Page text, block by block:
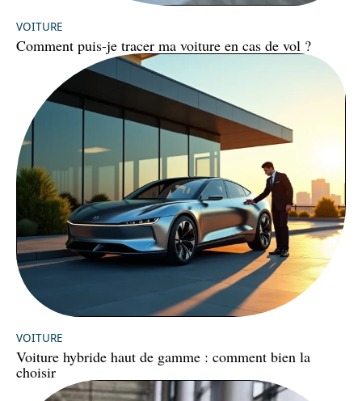
VOITURE
Comment puis-je tracer ma voiture en cas de vol ?
VOITURE
Voiture hybride haut de gamme : comment bien la
choisir